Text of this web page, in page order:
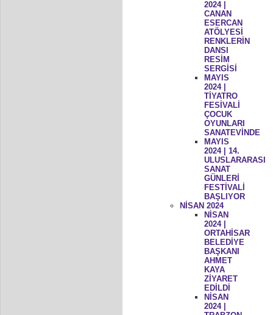
2024 |
CANAN
ESERCAN
ATÖLYESİ
RENKLERİN
DANSI
RESİM
SERGİSİ
MAYIS
2024 |
TİYATRO
FESİVALİ
ÇOCUK
OYUNLARI
SANATEVİNDE
MAYIS
2024 | 14.
ULUSLARARASI
SANAT
GÜNLERİ
FESTİVALİ
BAŞLIYOR
NİSAN 2024
NİSAN
2024 |
ORTAHİSAR
BELEDİYE
BAŞKANI
AHMET
KAYA
ZİYARET
EDİLDİ
NİSAN
2024 |